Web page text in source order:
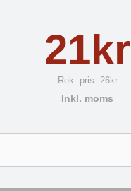
21kr
Rek. pris: 26kr
Inkl. moms